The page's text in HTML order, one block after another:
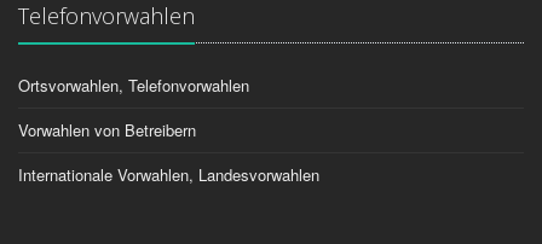
Telefonvorwahlen
Ortsvorwahlen, Telefonvorwahlen
Vorwahlen von Betreibern
Internationale Vorwahlen, Landesvorwahlen